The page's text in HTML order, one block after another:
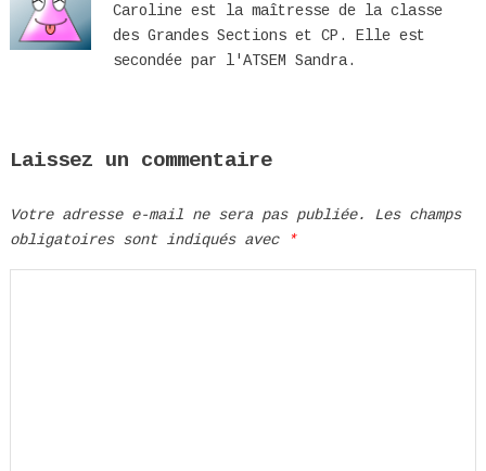
Caroline est la maîtresse de la classe
des Grandes Sections et CP. Elle est
secondée par l'ATSEM Sandra.
Laissez un commentaire
Votre adresse e-mail ne sera pas publiée.
Les champs
obligatoires sont indiqués avec
*